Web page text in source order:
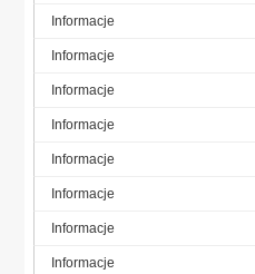
Informacje
Informacje
Informacje
Informacje
Informacje
Informacje
Informacje
Informacje